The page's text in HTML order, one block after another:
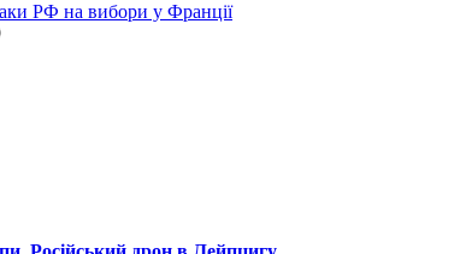
РФ на вибори у Франції